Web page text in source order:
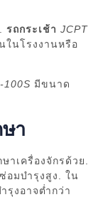
รถกระเช้า JCPT
ในโรงงานหรือ
100S มีขนาด
า
เครื่องจักรด้วย.
อมบำรุงสูง. ใน
รุงอาจต่ำกว่า